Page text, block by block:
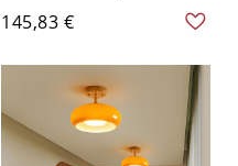
Glanzstahl & Opalglas
Leuchte für Flur - Orange
110V-120V 25,4 cm
145,83 €